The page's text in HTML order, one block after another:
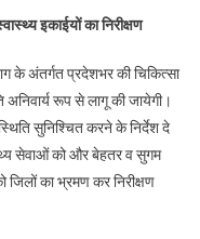
इकाईयों का निरीक्षण
के अंतर्गत प्रदेशभर की चिकित्सा
रूप से लागू की जायेगी।
सुनिश्चित करने के निर्देश दे
सेवाओं को और बेहतर व सुगम
जिलों का भ्रमण कर निरीक्षण